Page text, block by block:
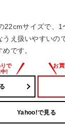
22cmサイズで、1
うえ扱いやすいの
です。
Yahoo!で見る